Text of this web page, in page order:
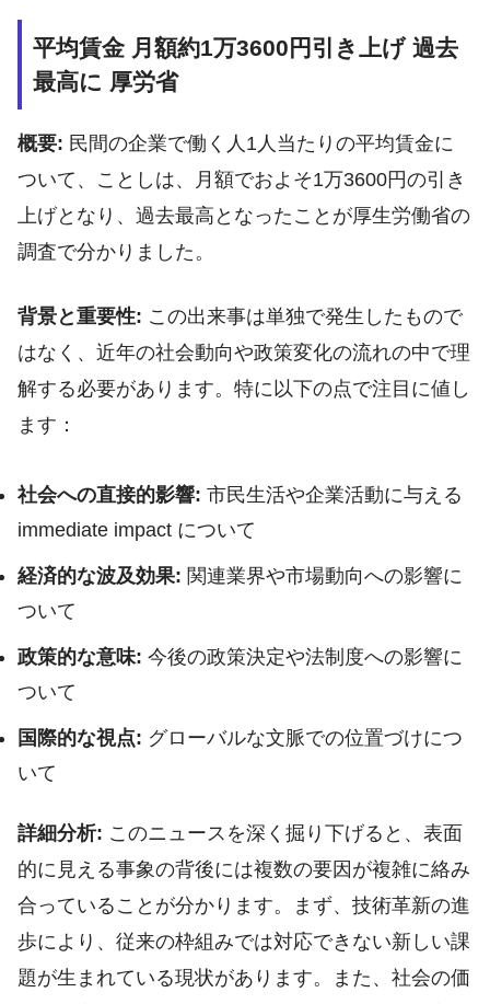
平均賃金 月額約1万3600円引き上げ 過去
最高に 厚労省
概要: 民間の企業で働く人1人当たりの平均賃金に
ついて、ことしは、月額でおよそ1万3600円の引き
上げとなり、過去最高となったことが厚生労働省の
調査で分かりました。
背景と重要性: この出来事は単独で発生したもので
はなく、近年の社会動向や政策変化の流れの中で理
解する必要があります。特に以下の点で注目に値し
ます：
社会への直接的影響: 市民生活や企業活動に与える
immediate impact について
経済的な波及効果: 関連業界や市場動向への影響に
ついて
政策的な意味: 今後の政策決定や法制度への影響に
ついて
国際的な視点: グローバルな文脈での位置づけにつ
いて
詳細分析: このニュースを深く掘り下げると、表面
的に見える事象の背後には複数の要因が複雑に絡み
合っていることが分かります。まず、技術革新の進
歩により、従来の枠組みでは対応できない新しい課
題が生まれている現状があります。また、社会の価